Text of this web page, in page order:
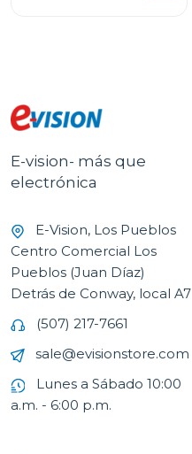
E-vision- más que
electrónica
E-Vision, Los Pueblos
Centro Comercial Los
Pueblos (Juan Díaz)
Detrás de Conway, local A7
(507) 217-7661
sale@evisionstore.com
Lunes a Sábado 10:00
a.m. - 6:00 p.m.